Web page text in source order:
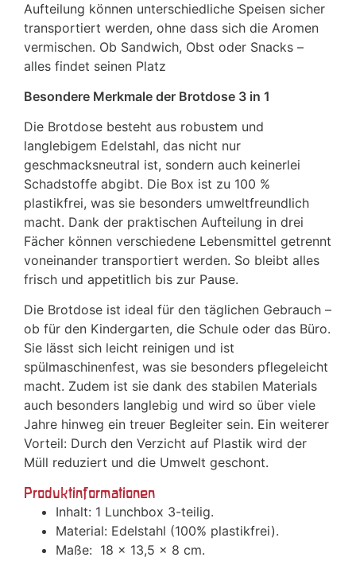
Aufteilung können unterschiedliche Speisen sicher
transportiert werden, ohne dass sich die Aromen
vermischen. Ob Sandwich, Obst oder Snacks –
alles findet seinen Platz
Besondere Merkmale der Brotdose 3 in 1
Die Brotdose besteht aus robustem und
langlebigem Edelstahl, das nicht nur
geschmacksneutral ist, sondern auch keinerlei
Schadstoffe abgibt. Die Box ist zu 100 %
plastikfrei, was sie besonders umweltfreundlich
macht. Dank der praktischen Aufteilung in drei
Fächer können verschiedene Lebensmittel getrennt
voneinander transportiert werden. So bleibt alles
frisch und appetitlich bis zur Pause.
Die Brotdose ist ideal für den täglichen Gebrauch –
ob für den Kindergarten, die Schule oder das Büro.
Sie lässt sich leicht reinigen und ist
spülmaschinenfest, was sie besonders pflegeleicht
macht. Zudem ist sie dank des stabilen Materials
auch besonders langlebig und wird so über viele
Jahre hinweg ein treuer Begleiter sein. Ein weiterer
Vorteil: Durch den Verzicht auf Plastik wird der
Müll reduziert und die Umwelt geschont.
Produktinformationen
Inhalt: 1 Lunchbox 3-teilig.
Material: Edelstahl (100% plastikfrei).
Maße: 18 x 13,5 x 8 cm.